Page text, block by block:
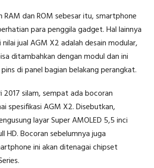
RAM dan ROM sebesar itu, smartphone
para penggila gadget. Hal lainnya
jual AGM X2 adalah desain modular,
ditambahkan dengan modul dan ini
di panel bagian belakang perangkat.
2017 silam, sempat ada bocoran
spesifikasi AGM X2. Disebutkan,
layar Super AMOLED 5,5 inci
HD. Bocoran sebelumnya juga
ini akan ditenagai chipset